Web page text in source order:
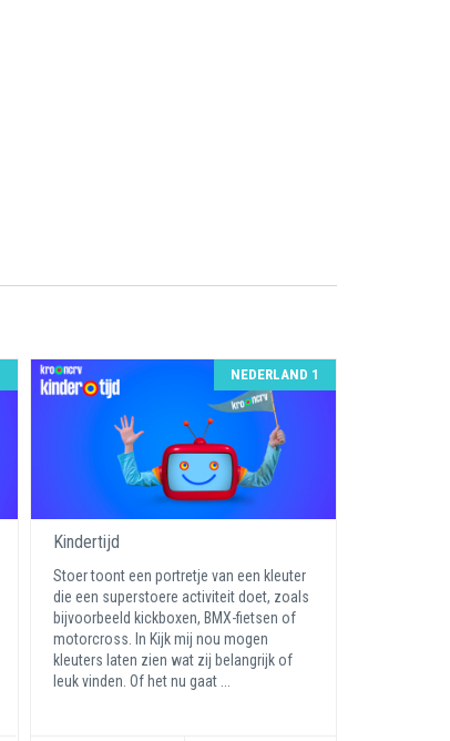
NEDERLAND 1
Kindertijd
Stoer toont een portretje van een kleuter
die een superstoere activiteit doet, zoals
bijvoorbeeld kickboxen, BMX-fietsen of
motorcross. In Kijk mij nou mogen
kleuters laten zien wat zij belangrijk of
leuk vinden. Of het nu gaat ...